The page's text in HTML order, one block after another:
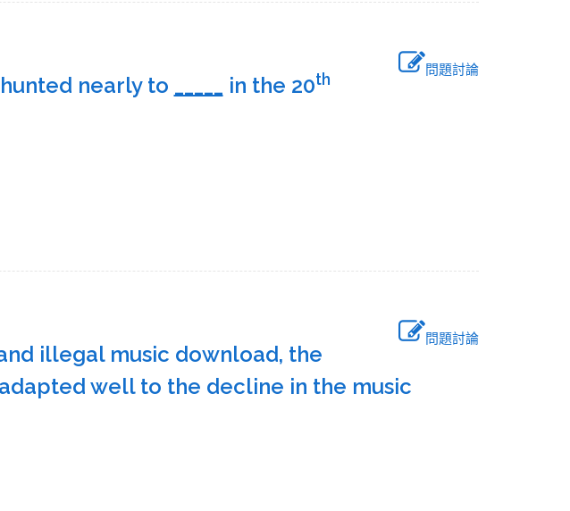
問題討論
nearly to _____ in the 20th
問題討論
illegal music download, the
well to the decline in the music